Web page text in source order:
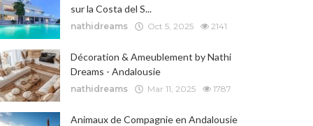
sur la Costa del S...
nathidreams Oct 5, 2025 2141
Décoration & Ameublement by Nathi
Dreams - Andalousie
nathidreams Mar 11, 2025 1787
Animaux de Compagnie en Andalousie